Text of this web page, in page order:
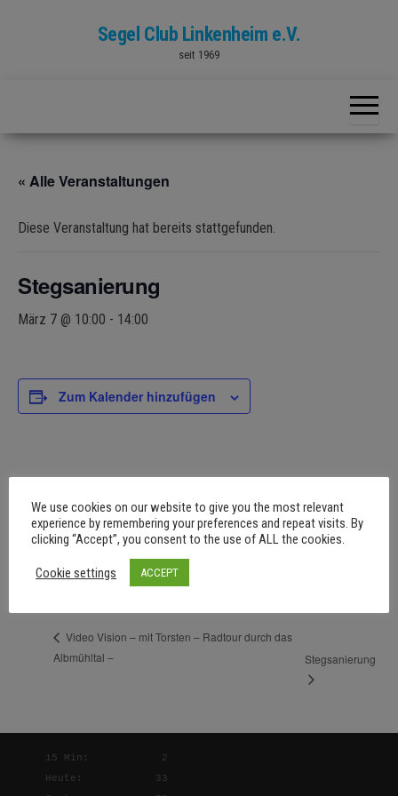
Segel Club Linkenheim e.V.
seit 1969
« Alle Veranstaltungen
Diese Veranstaltung hat bereits stattgefunden.
Stegsanierung
März 7 @ 10:00 - 14:00
Zum Kalender hinzufügen
Datum:
März 7
10:00 - 14:00
Video Vision – mit Torsten – Radtour durch das
Albmühltal –
Stegsanierung
15 Min:
2
Heute:
33
We use cookies on our website to give you the most relevant
experience by remembering your preferences and repeat visits. By
clicking “Accept”, you consent to the use of ALL the cookies.
Cookie settings ACCEPT